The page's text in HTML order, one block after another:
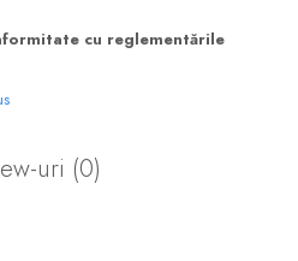
cu reglementările
uri (0)